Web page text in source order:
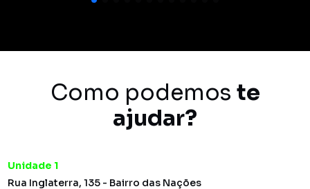
Como podemos te
ajudar?
Unidade 1
Rua Inglaterra, 135 - Bairro das Nações